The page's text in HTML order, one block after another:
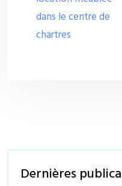
dans le centre de
chartres
Dernières